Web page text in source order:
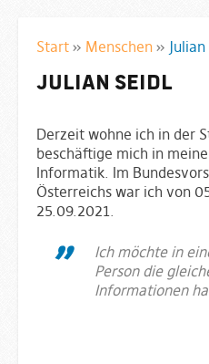
Start » Menschen »
Julian Seidl
Derzeit wohne ich in der
beschäftige mich in
Informatik. Im
Österreichs war ich von
25.09.2021.
Ich möchte in
Person die
Informationen